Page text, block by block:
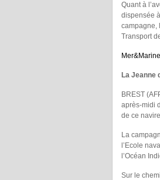
Quant à
dispensée
campagne,
Transport
Mer&Marine
La Jeanne
BREST
après-midi
de ce
La
l’Ecole
l’Océan
Sur le